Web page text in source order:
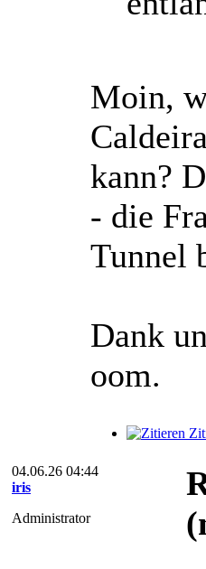
Moin,
kann?
- die
Tunnel
Dank
oom.
04.06.26 04:44
iris
Administrator